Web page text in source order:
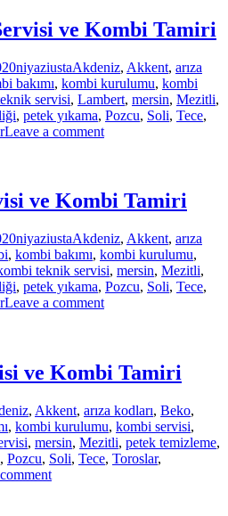
ve Kombi Tamiri
niyaziustaAkdeniz, Akkent, arıza
bakımı, kombi kurulumu, kombi
servisi, Lambert, mersin, Mezitli,
, petek yıkama, Pozcu, Soli, Tece,
Leave a comment
ve Kombi Tamiri
niyaziustaAkdeniz, Akkent, arıza
, kombi bakımı, kombi kurulumu,
teknik servisi, mersin, Mezitli,
, petek yıkama, Pozcu, Soli, Tece,
Leave a comment
ve Kombi Tamiri
, Akkent, arıza kodları, Beko,
, kombi kurulumu, kombi servisi,
, mersin, Mezitli, petek temizleme,
, Pozcu, Soli, Tece, Toroslar,